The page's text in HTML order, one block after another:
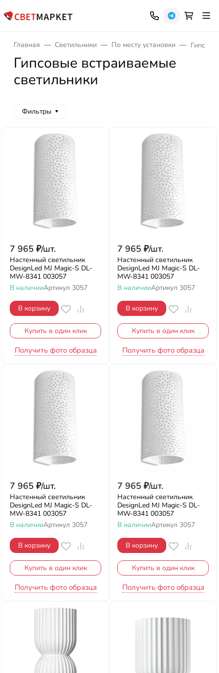
Главная Светильники По месту установки
Гипсовые встраиваемые
светильники
Фильтры
7 965 ₽/шт.
Настенный светильник
DesignLed MJ Magic-S DL-
MW-8341 003057
В наличииАртикул 3057
В корзину
Купить в один клик
Получить фото образца
7 965 ₽/шт.
Настенный светильник
DesignLed MJ Magic-S DL-
MW-8341 003057
В наличииАртикул 3057
В корзину
Купить в один клик
Получить фото образца
7 965 ₽/шт.
Настенный светильник
DesignLed MJ Magic-S DL-
MW-8341 003057
В наличииАртикул 3057
В корзину
Купить в один клик
Получить фото образца
7 965 ₽/шт.
Настенный светильник
DesignLed MJ Magic-S DL-
MW-8341 003057
В наличииАртикул 3057
В корзину
Купить в один клик
Получить фото образца